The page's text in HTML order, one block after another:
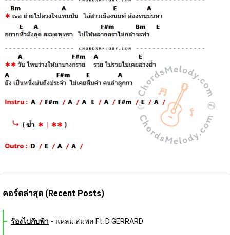
คอร์ดล่าสุด (Recent Posts)
ร้องไปกับฟ้า - แหลม สมพล Ft. D GERRARD